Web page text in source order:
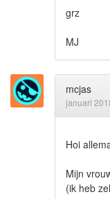
grz
MJ
mcjas
januari
Hoi
Mijn
(ik heb